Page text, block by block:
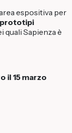
espositiva per
prototipi
quali Sapienza è
il 15 marzo